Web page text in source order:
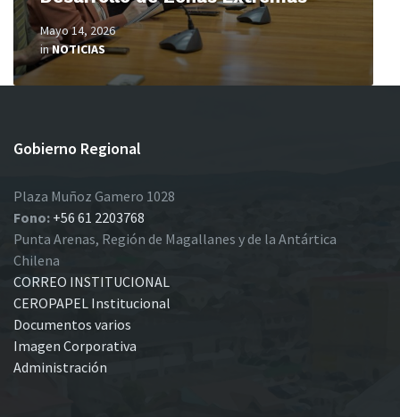
Mayo 14, 2026
inNOTICIAS
Gobierno Regional
Plaza Muñoz Gamero 1028
Fono: +56 61 2203768
Punta Arenas, Región de Magallanes y de la Antártica
Chilena
CORREO INSTITUCIONAL
CEROPAPEL Institucional
Documentos varios
Imagen Corporativa
Administración